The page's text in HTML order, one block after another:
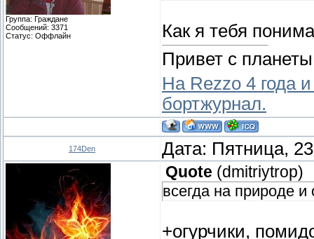
Группа: Граждане
Сообщений: 3371
Статус: Оффлайн
Как я тебя
Привет с
На Rezzo 4 года
бортжурнал.
174Den Дата: Пятница,
Quote (dmitriytrop)
всегда на природе и
+огурчики,